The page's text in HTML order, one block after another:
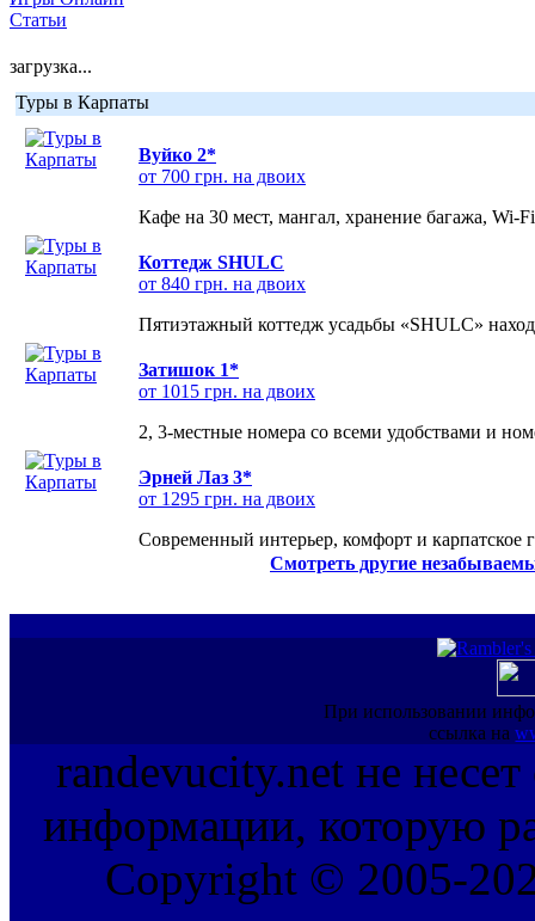
Статьи
загрузка...
Туры в Карпаты
Вуйко 2*
от 700 грн. на двоих
Кафе на 30 мест, мангал, хранение багажа, Wi-
Коттедж SHULC
от 840 грн. на двоих
Пятиэтажный коттедж усадьбы «SHULC»
Затишок 1*
от 1015 грн. на двоих
2, 3-местные номера со всеми удобствами и
Эрней Лаз 3*
от 1295 грн. на двоих
Современный интерьер, комфорт и карпатское
Смотреть другие
При использовании
ссылка на
randevucity.net не несет
информации, которую
Copyright © 2005-